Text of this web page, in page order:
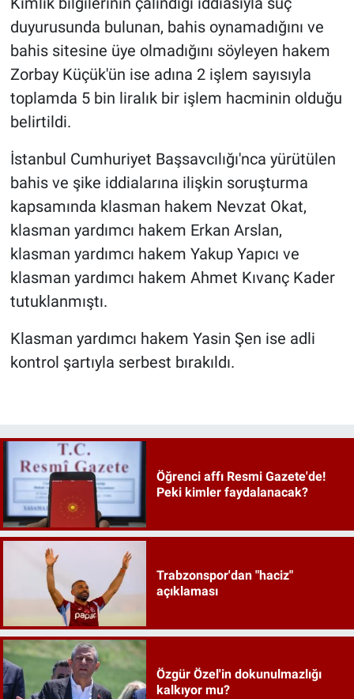
duyurusunda bulunan, bahis oynamadığını ve
bahis sitesine üye olmadığını söyleyen hakem
Zorbay Küçük'ün ise adına 2 işlem sayısıyla
toplamda 5 bin liralık bir işlem hacminin olduğu
belirtildi.
İstanbul Cumhuriyet Başsavcılığı'nca yürütülen
bahis ve şike iddialarına ilişkin soruşturma
kapsamında klasman hakem Nevzat Okat,
klasman yardımcı hakem Erkan Arslan,
klasman yardımcı hakem Yakup Yapıcı ve
klasman yardımcı hakem Ahmet Kıvanç Kader
tutuklanmıştı.
Klasman yardımcı hakem Yasin Şen ise adli
kontrol şartıyla serbest bırakıldı.
Öğrenci affı Resmi Gazete'de!
Peki kimler faydalanacak?
Trabzonspor'dan "haciz"
açıklaması
Özgür Özel'in dokunulmazlığı
kalkıyor mu?